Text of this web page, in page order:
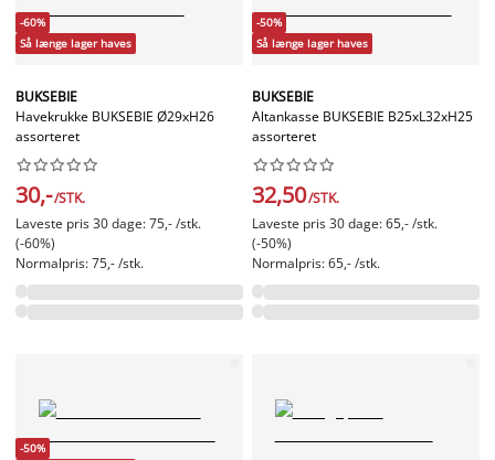
-60%
Så længe lager haves
BUKSEBIE
Havekrukke BUKSEBIE Ø29xH26
assorteret






30,-/STK.
Laveste pris 30 dage: 75,- /stk.
(-60%)
Normalpris: 75,- /stk.
-50%
Så længe lager haves
BUKSEBIE
Altankasse BUKSEBIE B25xL32xH25
assorteret






32,50/STK.
Laveste pris 30 dage: 65,- /stk.
(-50%)
Normalpris: 65,- /stk.
-50%